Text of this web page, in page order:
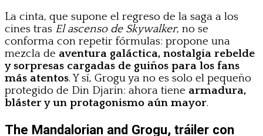
La cinta, que supone el regreso de la saga a los
cines tras El ascenso de Skywalker, no se
conforma con repetir fórmulas: propone una
mezcla de aventura galáctica, nostalgia rebelde
y sorpresas cargadas de guiños para los fans
más atentos. Y sí, Grogu ya no es solo el pequeño
protegido de Din Djarin: ahora tiene armadura,
bláster y un protagonismo aún mayor.
The Mandalorian and Grogu, tráiler con